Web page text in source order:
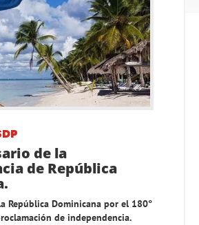
de la
de República
República Dominicana por el 180°
de independencia.